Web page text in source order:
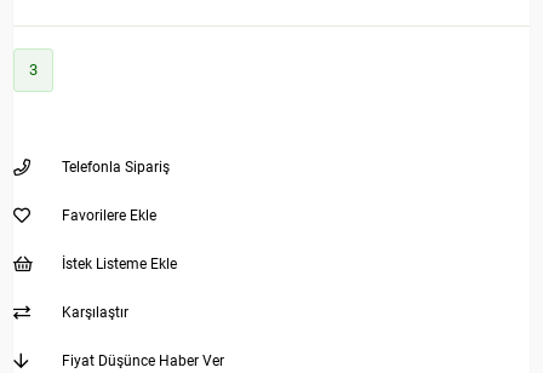
3
Telefonla Sipariş
Favorilere Ekle
İstek Listeme Ekle
Karşılaştır
Fiyat Düşünce Haber Ver